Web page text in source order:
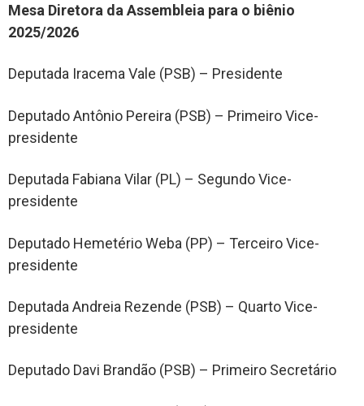
Mesa Diretora da Assembleia para o biênio
2025/2026
Deputada Iracema Vale (PSB) – Presidente
Deputado Antônio Pereira (PSB) – Primeiro Vice-
presidente
Deputada Fabiana Vilar (PL) – Segundo Vice-
presidente
Deputado Hemetério Weba (PP) – Terceiro Vice-
presidente
Deputada Andreia Rezende (PSB) – Quarto Vice-
presidente
Deputado Davi Brandão (PSB) – Primeiro Secretário